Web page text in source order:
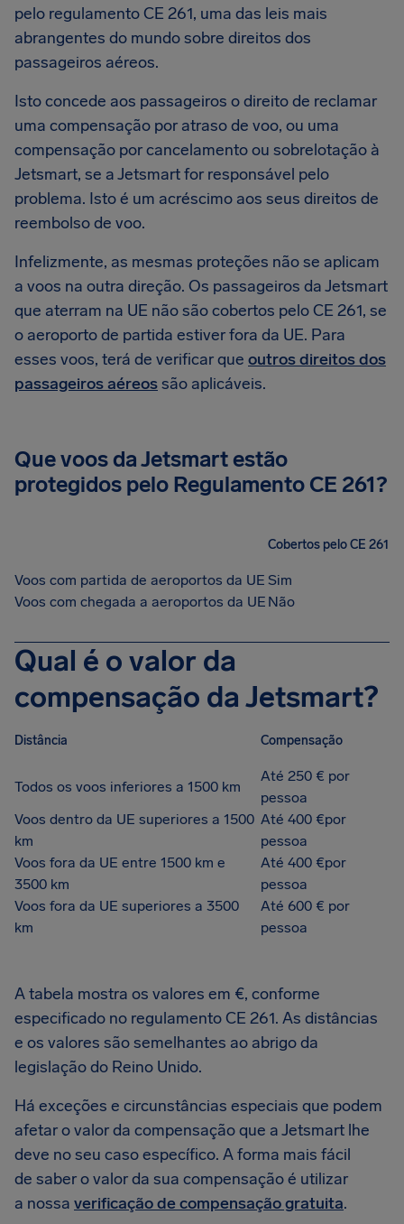
pelo regulamento CE 261, uma das leis mais
abrangentes do mundo sobre direitos dos
passageiros aéreos.
Isto concede aos passageiros o direito de reclamar
uma compensação por atraso de voo, ou uma
compensação por cancelamento ou sobrelotação à
Jetsmart, se a Jetsmart for responsável pelo
problema. Isto é um acréscimo aos seus direitos de
reembolso de voo.
Infelizmente, as mesmas proteções não se aplicam
a voos na outra direção. Os passageiros da Jetsmart
que aterram na UE não são cobertos pelo CE 261, se
o aeroporto de partida estiver fora da UE. Para
esses voos, terá de verificar que outros direitos dos
passageiros aéreossão aplicáveis.
Que voos da Jetsmart estão
protegidos pelo Regulamento CE 261?
Cobertos pelo CE 261
Voos com partida de aeroportos da UE Sim
Voos com chegada a aeroportos da UE Não
Qual é o valor da
compensação da Jetsmart?
Distância Compensação
Todos os voos inferiores a 1500 km
Até 250 € por
pessoa
Voos dentro da UE superiores a 1500
km
Até 400 €por
pessoa
Voos fora da UE entre 1500 km e
3500 km
Até 400 €por
pessoa
Voos fora da UE superiores a 3500
km
Até 600 € por
pessoa
A tabela mostra os valores em €, conforme
especificado no regulamento CE 261. As distâncias
e os valores são semelhantes ao abrigo da
legislação do Reino Unido.
Há exceções e circunstâncias especiais que podem
afetar o valor da compensação que a Jetsmart lhe
deve no seu caso específico. A forma mais fácil
de saber o valor da sua compensação é utilizar
a nossa verificação de compensação gratuita.